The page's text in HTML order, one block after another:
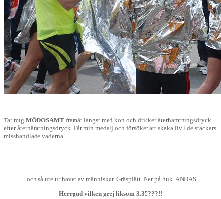
Tar mig MÖDOSAMT framåt längst med kön och dricker återhämtningsdryck
efter återhämtningsdryck. Får min medalj och försöker att skaka liv i de stackars
misshandlade vaderna.
..och så ute ur havet av människor. Gräsplätt. Ner på huk. ANDAS.
Herrgud vilken grej liksom 3.35???!!